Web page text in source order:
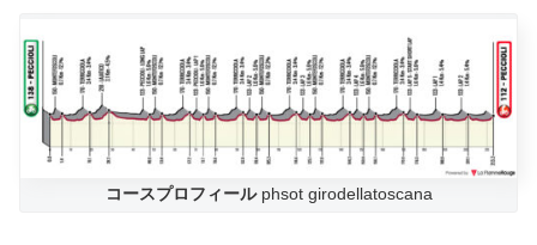
コースプロフィールphsot girodellatoscana